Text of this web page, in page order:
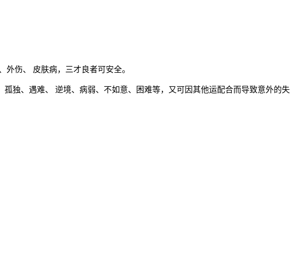
伤、 皮肤病，三才良者可安全。
、遇难、 逆境、病弱、不如意、困难等，又可因其他运配合而导致意外的失